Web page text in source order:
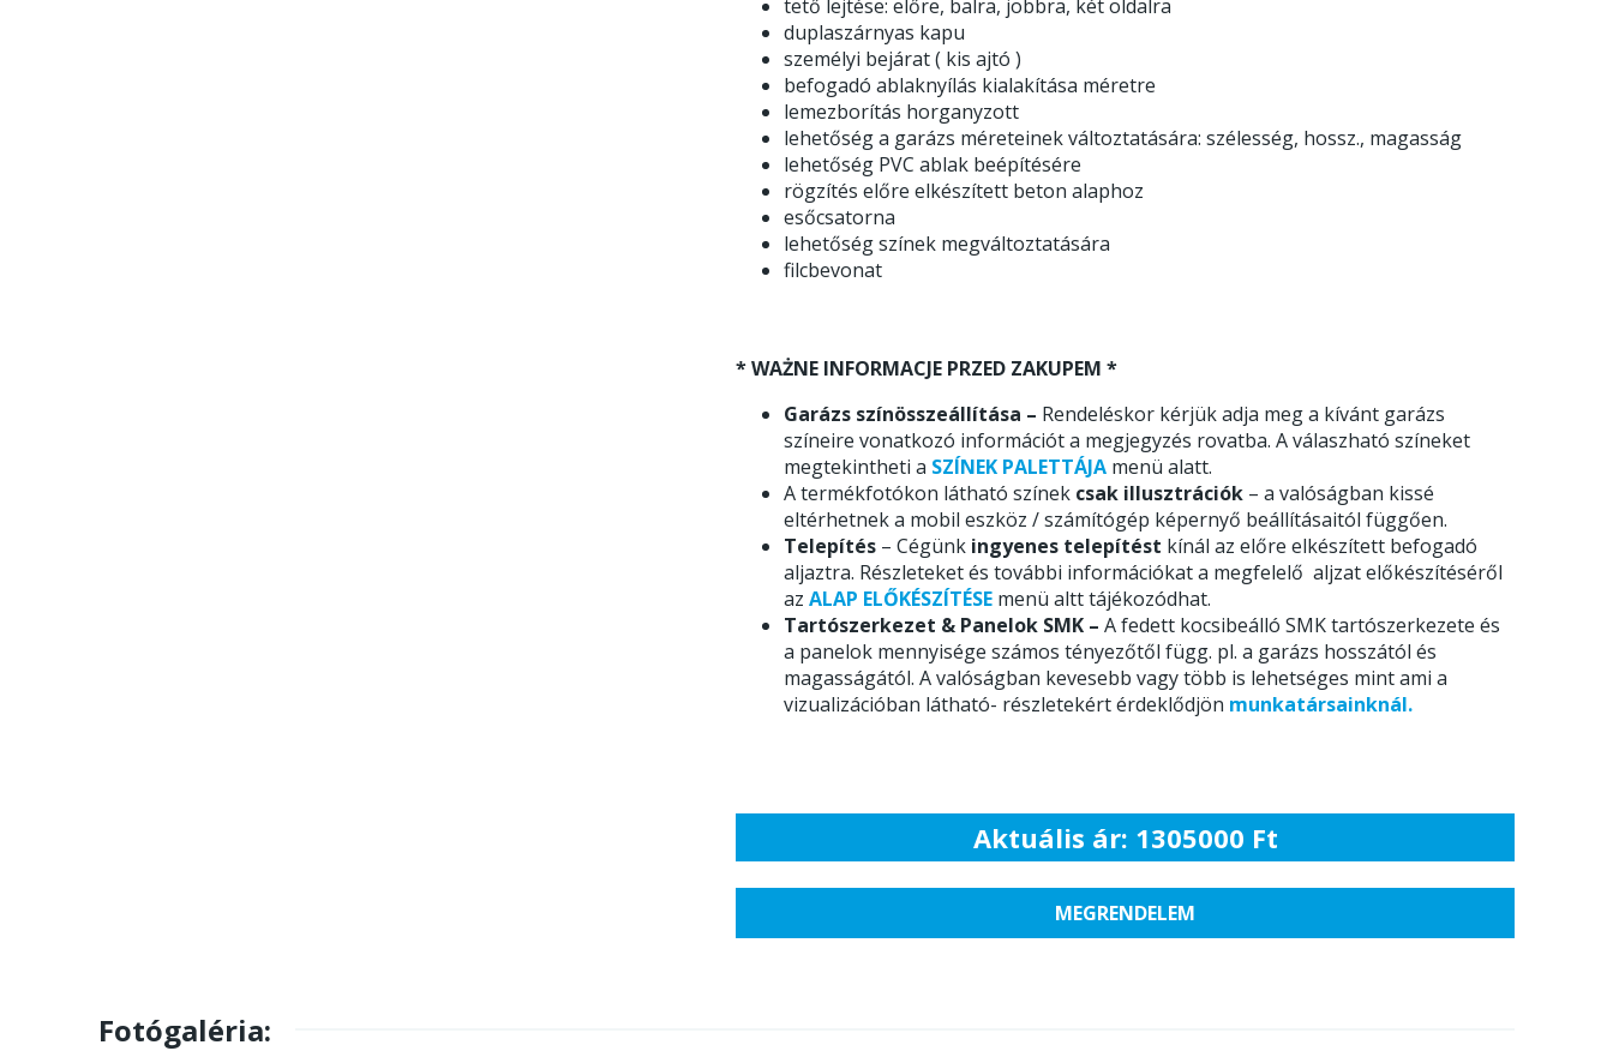
tető lejtése: előre, balra, jobbra, két oldalra
duplaszárnyas kapu
személyi bejárat ( kis ajtó )
befogadó ablaknyílás kialakítása méretre
lemezborítás horganyzott
lehetőség a garázs méreteinek változtatására: szélesség, hossz., magasság
lehetőség PVC ablak beépítésére
rögzítés előre elkészített beton alaphoz
esőcsatorna
lehetőség színek megváltoztatására
filcbevonat
* WAŻNE INFORMACJE PRZED ZAKUPEM *
Garázs színösszeállítása – Rendeléskor kérjük adja meg a kívánt garázs
színeire vonatkozó információt a megjegyzés rovatba. A válaszható színeket
megtekintheti a SZÍNEK PALETTÁJA menü alatt.
A termékfotókon látható színek csak illusztrációk – a valóságban kissé
eltérhetnek a mobil eszköz / számítógép képernyő beállításaitól függően.
Telepítés – Cégünk ingyenes telepítést kínál az előre elkészített befogadó
aljaztra. Részleteket és további információkat a megfelelő aljzat előkészítéséről
az ALAP ELŐKÉSZÍTÉSE menü altt tájékozódhat.
Tartószerkezet & Panelok SMK – A fedett kocsibeálló SMK tartószerkezete és
a panelok mennyisége számos tényezőtől függ. pl. a garázs hosszától és
magasságától. A valóságban kevesebb vagy több is lehetséges mint ami a
vizualizációban látható- részletekért érdeklődjön munkatársainknál.
Aktuális ár: 1305000 Ft
MEGRENDELEM
Fotógaléria: